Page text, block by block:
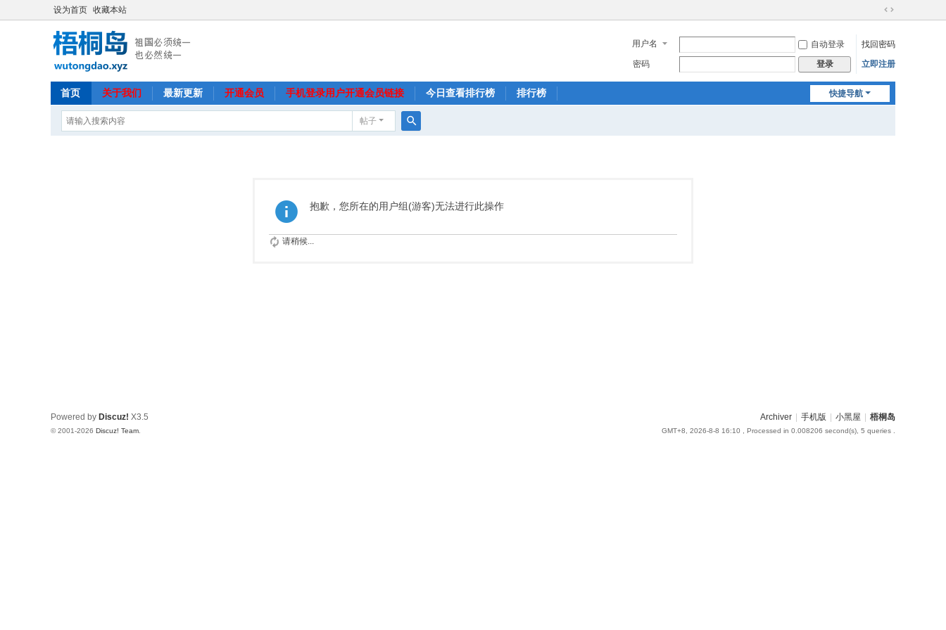
设为首页 收藏本站
切
到
宽
用户名 自动登录
找回密码
密码
登录 立即注册
快捷导航
首页 关于我们 最新更新 开通会员 手机登录用户开通会员链接 今日查看排行榜 排行榜
帖子
抱歉，您所在的用户组(游客)无法进行此操作
请稍候...
Archiver 手机版 小黑屋 梧桐岛
GMT+8, 2026-8-8 16:10 , Processed in 0.008206 second(s), 5 queries .
Powered by Discuz! X3.5
© 2001-2026 Discuz! Team